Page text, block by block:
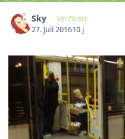
Sky Verifiziert
27. Juli 201610 j